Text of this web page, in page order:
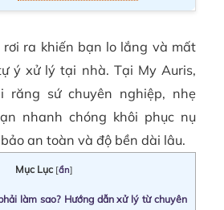
rơi ra khiến bạn lo lắng và mất
ý xử lý tại nhà. Tại My Auris,
răng sứ chuyên nghiệp, nhẹ
nhanh chóng khôi phục nụ
an toàn và độ bền dài lâu.
Mục Lục [ẩn]
làm sao? Hướng dẫn xử lý từ chuyên